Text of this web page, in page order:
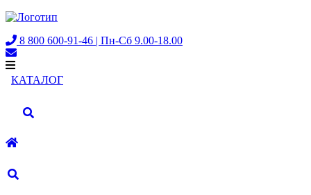
8 800 600-91-46 | Пн-Сб 9.00-18.00
КАТАЛОГ